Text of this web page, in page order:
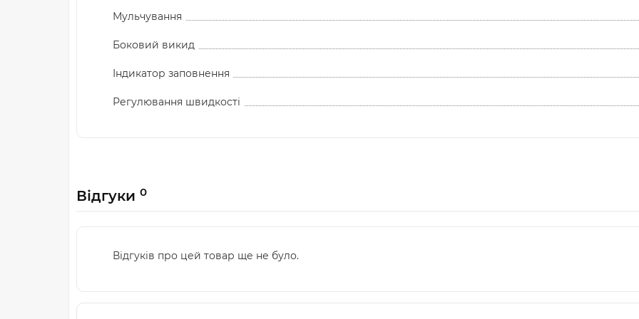
Мульчування
Боковий викид
Індикатор заповнення
Регулювання швидкості
Відгуки 0
Відгуків про цей товар ще не було.